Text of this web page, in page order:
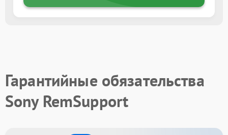
Гарантийные обязательства
Sony RemSupport